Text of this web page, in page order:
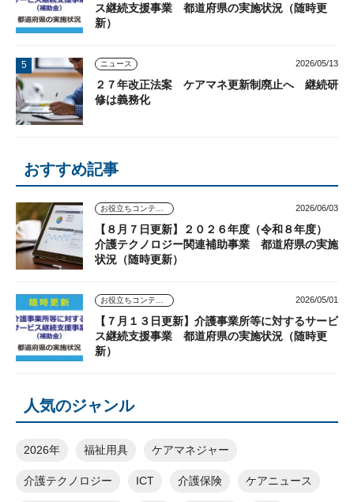
ス継続支援事業 都道府県の実施状況（随時更
新）
ニュース 2026/05/13
２７年改正法案 ケアマネ更新制廃止へ 継続研
修は義務化
おすすめ記事
2026/06/03
【８月７日更新】２０２６年度（令和８年度）
介護テクノロジー関連補助事業 都道府県の実施
状況（随時更新）
2026/05/01
【７月１３日更新】介護事業所等に対するサービ
ス継続支援事業 都道府県の実施状況（随時更
新）
人気のジャンル
2026年 福祉用具 ケアマネジャー
介護テクノロジー ICT 介護保険 ケアニュース